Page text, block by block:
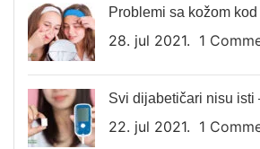
Problemi sa kožom
28. jul 2021. 1
Svi dijabetičari nisu isti
22. jul 2021. 1